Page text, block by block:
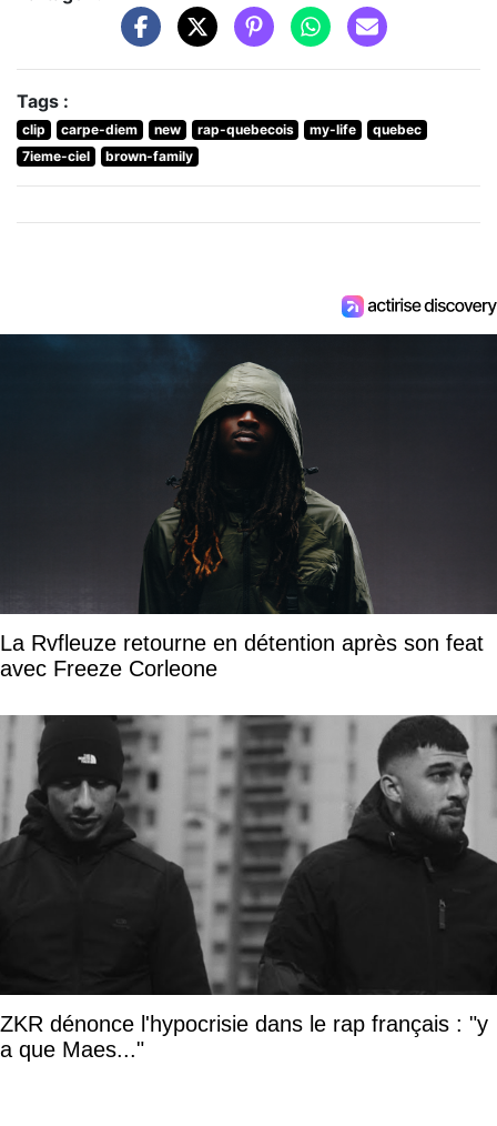
Tags :
clip carpe-diem new rap-quebecois my-life
quebec
7ieme-ciel
brown-family
La Rvfleuze retourne en détention après son feat
avec Freeze Corleone
ZKR dénonce l'hypocrisie dans le rap français : "y
a que Maes..."